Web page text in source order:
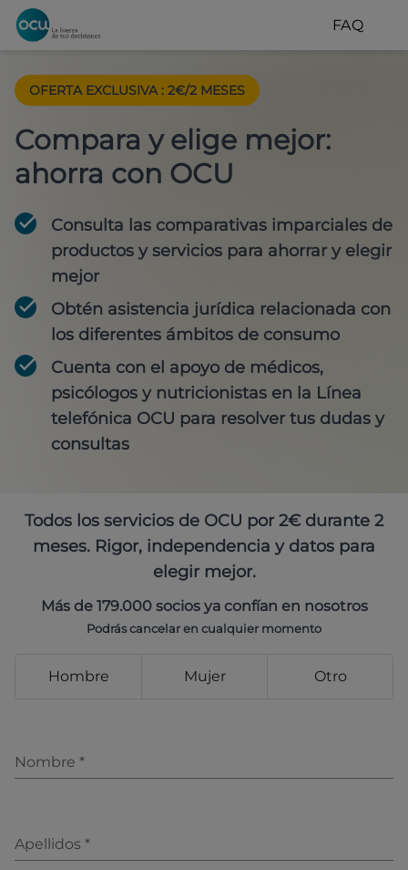
FAQ
OFERTA EXCLUSIVA : 2€/2 MESES
Compara y elige mejor:
ahorra con OCU
Consulta las comparativas imparciales de
productos y servicios para ahorrar y elegir
mejor
Obtén asistencia jurídica relacionada con
los diferentes ámbitos de consumo
Cuenta con el apoyo de médicos,
psicólogos y nutricionistas en la Línea
telefónica OCU para resolver tus dudas y
consultas
Todos los servicios de OCU por 2€ durante 2
meses. Rigor, independencia y datos para
elegir mejor.
Más de 179.000 socios ya confían en nosotros
Podrás cancelar en cualquier momento
Hombre Mujer Otro
Nombre *
Apellidos *